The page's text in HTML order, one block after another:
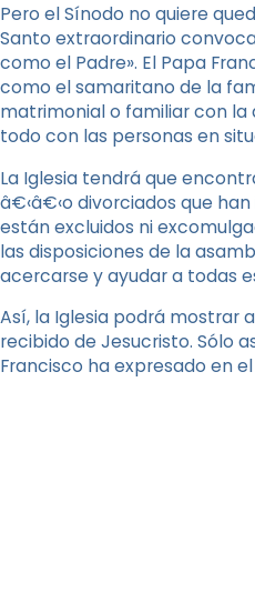
Pero el Sínodo no quiere
Santo extraordinario
como el Padre». El Papa
como el samaritano de la
matrimonial o familiar con la
todo con las personas en
La Iglesia tendrá que
â€‹â€‹o divorciados que
están excluidos ni
las disposiciones de la
acercarse y ayudar a todas
Así, la Iglesia podrá mostrar
recibido de Jesucristo. Sólo
Francisco ha expresado en